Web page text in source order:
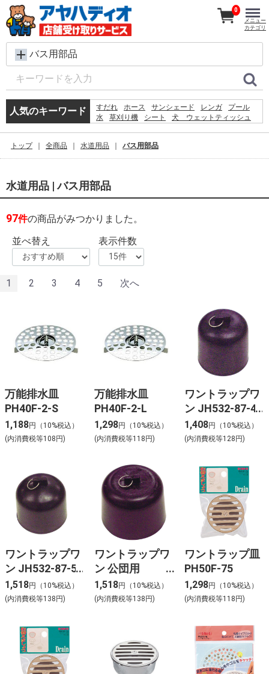
バス用部品
人気のキーワード すだれ ホース サンシェード レンガ
プール
水
草刈り機 シート
犬 ウェットティッシュ
物置
コンテナ 空調服
0
メニュー
カテゴリ
トップ 全商品 水道用品 バス用部品
水道用品 | バス用部品
97件の商品がみつかりました。
並べ替え
表示件数
1 2 3 4 5 次へ
万能排水皿
PH40F-2-S
1,188円（10%税込）
(内消費税等108円)
万能排水皿
PH40F-2-L
1,298円（10%税込）
(内消費税等118円)
ワントラップワ
ン JH532-87-40
1,408円（10%税込）
(内消費税等128円)
ワントラップワ
ン JH532-87-50
1,518円（10%税込）
(内消費税等138円)
ワントラップワ
ン 公団用
JH533-87-50
1,518円（10%税込）
(内消費税等138円)
ワントラップ皿
PH50F-75
1,298円（10%税込）
(内消費税等118円)